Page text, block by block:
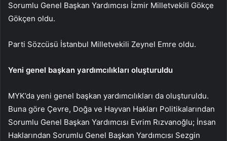
Sorumlu Genel Başkan Yardımcısı İzmir Milletvekili Gökçe
Gökçen oldu.
Parti Sözcüsü İstanbul Milletvekili Zeynel Emre oldu.
Yeni genel başkan yardımcılıkları oluşturuldu
MYK’da yeni genel başkan yardımcılıkları da oluşturuldu.
Buna göre Çevre, Doğa ve Hayvan Hakları Politikalarından
Sorumlu Genel Başkan Yardımcısı Evrim Rızvanoğlu; İnsan
Haklarından Sorumlu Genel Başkan Yardımcısı Sezgin